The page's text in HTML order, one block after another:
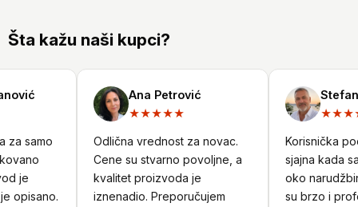
Šta kažu naši kupci?
samo
je
Ana Petrović
★★★★★
Odlična vrednost za novac.
Cene su stvarno povoljne, a
kvalitet proizvoda je
iznenadio. Preporučujem
Stefan
Korisnička
sjajna kada
oko
su brzo i